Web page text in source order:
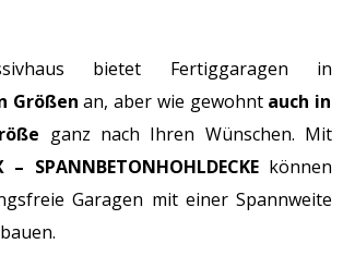
bietet Fertiggaragen in
Größen an, aber wie gewohnt auch in
ganz nach Ihren Wünschen. Mit
– SPANNBETONHOHLDECKEkönnen
Garagen mit einer Spannweite
bauen.